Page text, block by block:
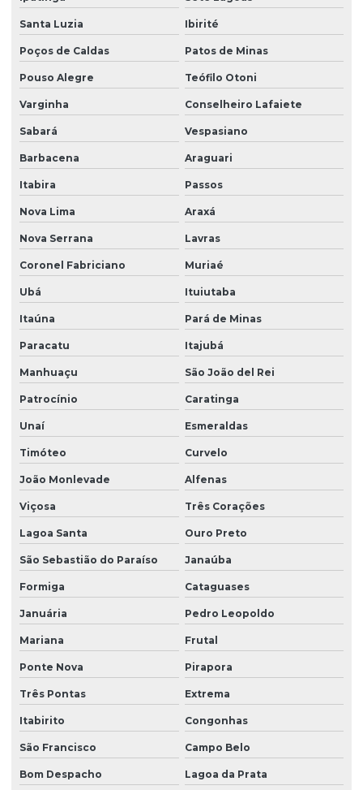
Santa Luzia Ibirité
Poços de Caldas Patos de Minas
Pouso Alegre Teófilo Otoni
Varginha Conselheiro Lafaiete
Sabará Vespasiano
Barbacena Araguari
Itabira Passos
Nova Lima Araxá
Nova Serrana Lavras
Coronel Fabriciano Muriaé
Ubá Ituiutaba
Itaúna Pará de Minas
Paracatu Itajubá
Manhuaçu São João del Rei
Patrocínio Caratinga
Unaí Esmeraldas
Timóteo Curvelo
João Monlevade Alfenas
Viçosa Três Corações
Lagoa Santa Ouro Preto
São Sebastião do Paraíso Janaúba
Formiga Cataguases
Januária Pedro Leopoldo
Mariana Frutal
Ponte Nova Pirapora
Três Pontas Extrema
Itabirito Congonhas
São Francisco Campo Belo
Bom Despacho Lagoa da Prata